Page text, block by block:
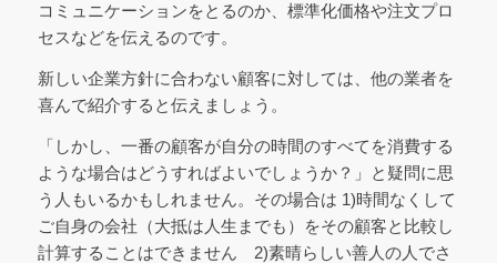
コミュニケーションをとるのか、標準化価格や注文プロ
セスなどを伝えるのです。
新しい企業方針に合わない顧客に対しては、他の業者を
喜んで紹介すると伝えましょう。
「しかし、一番の顧客が自分の時間のすべてを消費する
ような場合はどうすればよいでしょうか？」と疑問に思
う人もいるかもしれません。その場合は 1)時間なくして
ご自身の会社（大抵は人生までも）をその顧客と比較し
計算することはできません 2)素晴らしい善人の人でさ